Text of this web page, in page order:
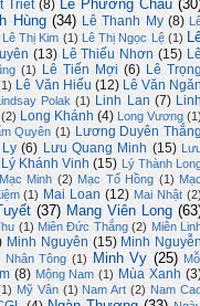
Triết (8) Lê Phương Châu
Hùng (34) Lê Thanh My (8)
Lê Thị Kim (1) Lê Thị Ngọc Lệ (1)
(13) Lê Thiếu Nhơn (15)
(1) Lê Tiến Mợi (6) Lê
Lê Văn Hiếu (12) Lê Văn
Polak (1) Linh Lan (7)
(2) Long Khánh (4) Long Vương
Quyên (1) Lương Duyên
(6) Lưu Quang Minh (15)
Lý Khánh Vinh (15) Lý Thành
Mạc Minh (2) Mạc Tố Hồng (1)
(1) Mai Loan (12) Mai Nhật
(37) Mang Viên Long
(1) Miên Đức Thắng (2) Miên
Minh Nguyên (15) Minh
Nhân Tông (1) Minh Vy (25)
(8) Mộng Nam (1) Mùa Xanh
Mỹ Vân (1) Nam Art (2) Nam